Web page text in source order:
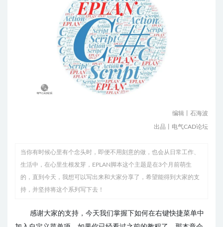
编辑丨石海波
出品丨电气CAD论坛
当你有时候心里有个念头时，即便不用刻意的做，也会从日常工作、
生活中，在心里生根发芽，EPLAN脚本这个主题是在3个月前萌生
的，直到今天，我想可以写出来和大家分享了，希望能得到大家的支
持，并坚持将这个系列写下去！
感谢大家的支持，今天我们掌握下如何在右键快捷菜单中